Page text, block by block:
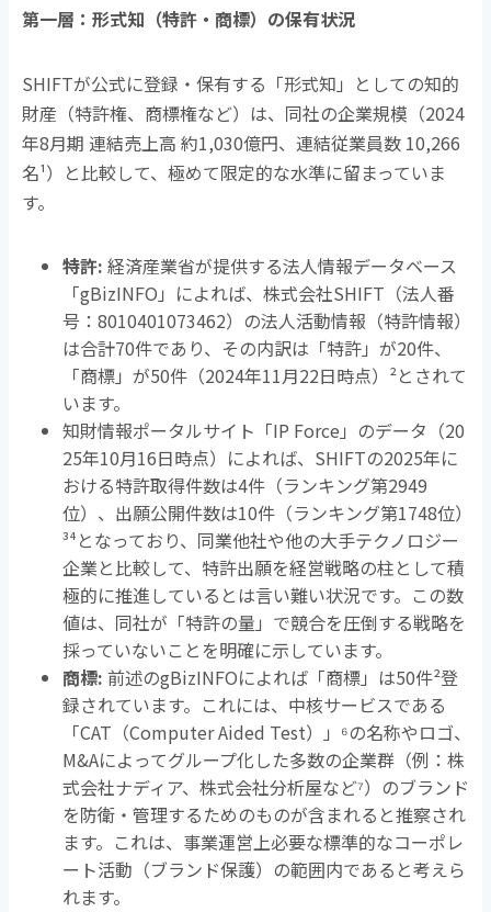
第一層：形式知（特許・商標）の保有状況
SHIFTが公式に登録・保有する「形式知」としての知的
財産（特許権、商標権など）は、同社の企業規模（2024
年8月期 連結売上高 約1,030億円、連結従業員数 10,266
名¹）と比較して、極めて限定的な水準に留まっていま
す。
特許: 経済産業省が提供する法人情報データベース
「gBizINFO 」によれば、株式会社SHIFT （法人番
号： 8010401073462）の法人活動情報（特許情報）
は合計70件であり、その内訳は「特許」が20件、
「商標」が50件（2024年11月22日時点） ²とされて
います。
知財情報ポータルサイト「IP Force 」のデータ（20
25年10月16日時点）によれば、 SHIFTの2025年に
おける特許取得件数は4件（ランキング第2949
位）、出願公開件数は10件（ランキング第1748位）
³⁴となっており、同業他社や他の大手テクノロジー
企業と比較して、特許出願を経営戦略の柱として積
極的に推進しているとは言い難い状況です。この数
値は、同社が「特許の量」で競合を圧倒する戦略を
採っていないことを明確に示しています。
商標: 前述のgBizINFOによれば「商標」は50件²登
録されています。これには、中核サービスである
「CAT （Computer Aided Test）」 ⁶の名称やロゴ、
M&Aによってグループ化した多数の企業群（例：株
式会社ナディア、株式会社分析屋など⁷）のブランド
を防衛・管理するためのものが含まれると推察され
ます。これは、事業運営上必要な標準的なコーポレ
ート活動（ブランド保護）の範囲内であると考えら
れます。